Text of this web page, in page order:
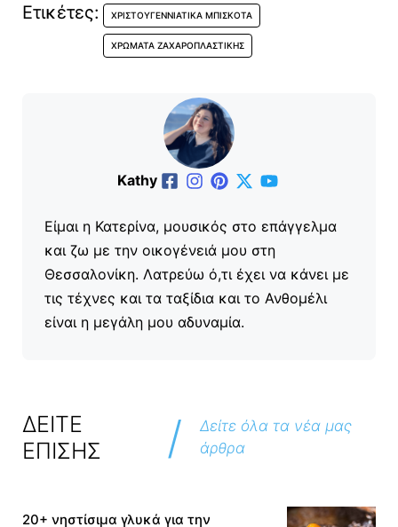
Ετικέτες: ΧΡΙΣΤΟΥΓΕΝΝΙΆΤΙΚΑ ΜΠΙΣΚΌΤΑ
ΧΡΏΜΑΤΑ ΖΑΧΑΡΟΠΛΑΣΤΙΚΉΣ
Kathy
Είμαι η Κατερίνα, μουσικός στο επάγγελμα
και ζω με την οικογένειά μου στη
Θεσσαλονίκη. Λατρεύω ό,τι έχει να κάνει με
τις τέχνες και τα ταξίδια και το Ανθομέλι
είναι η μεγάλη μου αδυναμία.
ΔΕΙΤΕ
ΕΠΙΣΗΣ
/
Δείτε όλα τα νέα μας
άρθρα
20+ νηστίσιμα γλυκά για την